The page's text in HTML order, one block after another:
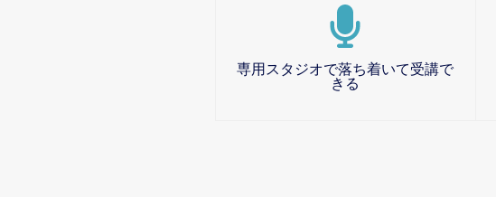
専用スタジオで落ち着いて受講で
きる